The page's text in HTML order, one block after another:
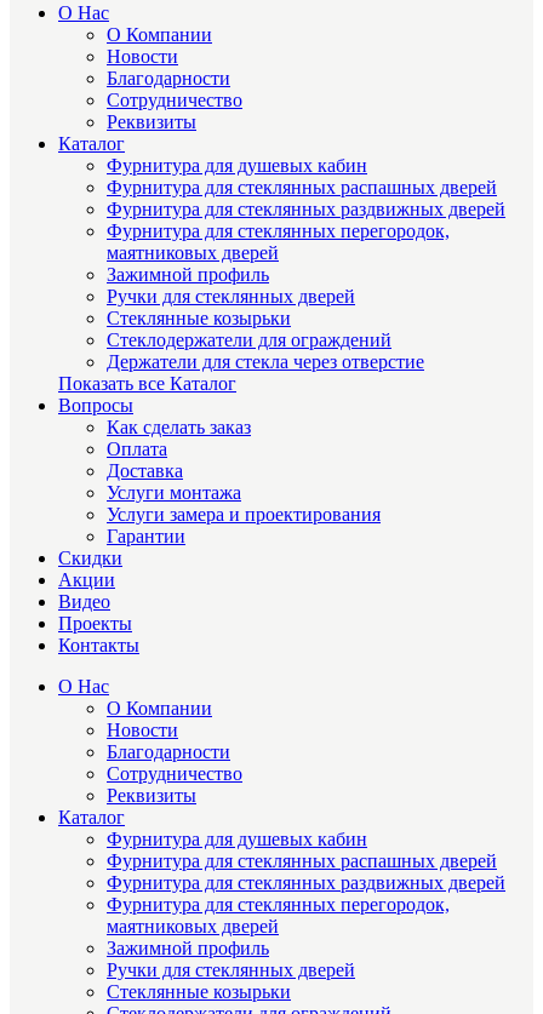
О Нас
О Компании
Новости
Благодарности
Сотрудничество
Реквизиты
Каталог
Фурнитура для душевых кабин
Фурнитура для стеклянных распашных дверей
Фурнитура для стеклянных раздвижных дверей
Фурнитура для стеклянных перегородок,
маятниковых дверей
Зажимной профиль
Ручки для стеклянных дверей
Стеклянные козырьки
Стеклодержатели для ограждений
Держатели для стекла через отверстие
Показать все Каталог
Вопросы
Как сделать заказ
Оплата
Доставка
Услуги монтажа
Услуги замера и проектирования
Гарантии
Скидки
Акции
Видео
Проекты
Контакты
О Нас
О Компании
Новости
Благодарности
Сотрудничество
Реквизиты
Каталог
Фурнитура для душевых кабин
Фурнитура для стеклянных распашных дверей
Фурнитура для стеклянных раздвижных дверей
Фурнитура для стеклянных перегородок,
маятниковых дверей
Зажимной профиль
Ручки для стеклянных дверей
Стеклянные козырьки